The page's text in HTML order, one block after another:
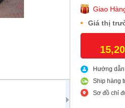
Giao
Giá thị
Hướng
Ship hàng
Sơ đồ chỉ